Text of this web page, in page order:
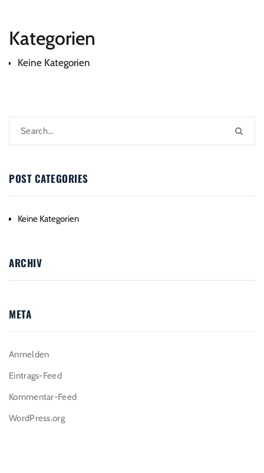
Kategorien
Keine Kategorien
POST CATEGORIES
Keine Kategorien
ARCHIV
META
Anmelden
Eintrags-Feed
Kommentar-Feed
WordPress.org